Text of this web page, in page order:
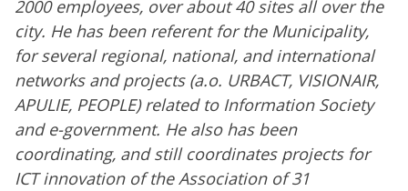
2000 employees, over about 40 sites all over the
city. He has been referent for the Municipality,
for several regional, national, and international
networks and projects (a.o. URBACT, VISIONAIR,
APULIE, PEOPLE) related to Information Society
and e-government. He also has been
coordinating, and still coordinates projects for
ICT innovation of the Association of 31